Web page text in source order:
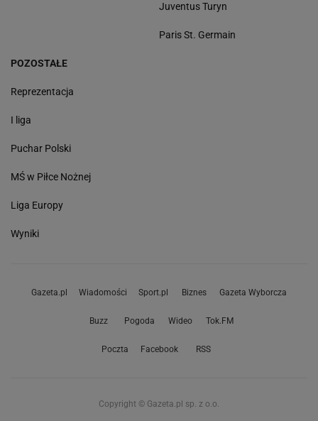
Juventus Turyn
Paris St. Germain
POZOSTAŁE
Reprezentacja
I liga
Puchar Polski
MŚ w Piłce Nożnej
Liga Europy
Wyniki
Gazeta.pl Wiadomości Sport.pl Biznes Gazeta Wyborcza
Buzz Pogoda Wideo Tok.FM
Poczta Facebook RSS
Copyright © Gazeta.pl sp. z o.o.